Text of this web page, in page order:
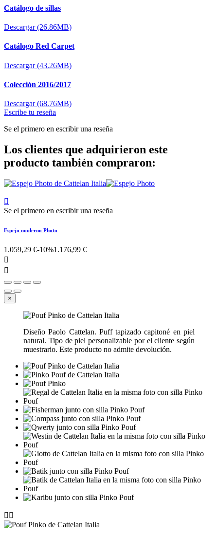
Catálogo de sillas
Descargar (26.86MB)
Catálogo Red Carpet
Descargar (43.26MB)
Colección 2016/2017
Descargar (68.76MB)
Escribe tu reseña
Se el primero en escribir una reseña
Los clientes que adquirieron este
producto también compraron:

Se el primero en escribir una reseña
Espejo moderno Photo
1.059,29 €-10%1.176,99 €


×
Diseño Paolo Cattelan. Puff tapizado capitoné en piel
natural. Tipo de piel personalizable por el cliente según
muestrario. Este producto no admite devolución.
 